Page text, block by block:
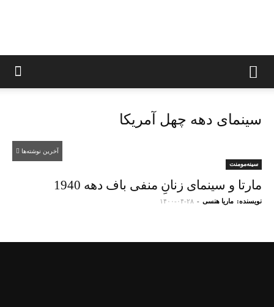
ایستار
سینمای دهه چهل آمریکا
آخرین نوشته‌ها
سینه‌مومنت
مارتا و سینمای زنانِ منفی باف دهه 1940
نویسنده: ماریا هنسی - ۱۴۰۰-۰۴-۲۸